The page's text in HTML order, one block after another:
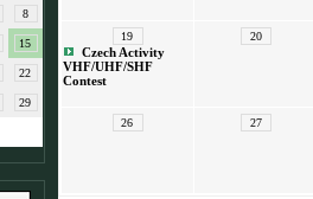
8
15
22
29
19
Czech Activity
VHF/UHF/SHF
Contest
20
26 27